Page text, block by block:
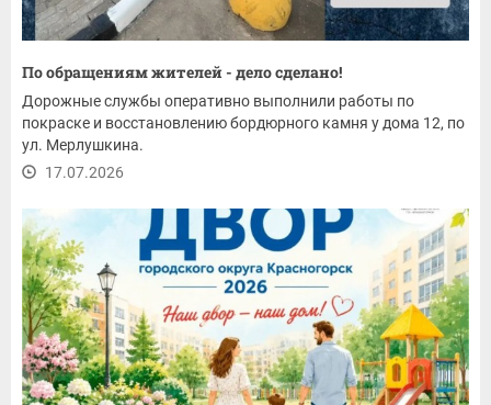
По обращениям жителей - дело сделано!
Дорожные службы оперативно выполнили работы по
покраске и восстановлению бордюрного камня у дома 12, по
ул. Мерлушкина.
17.07.2026